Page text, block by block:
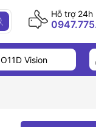
Hỗ trợ 24h
O11D Vision